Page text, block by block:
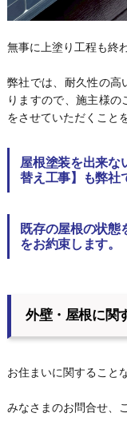
無事に上塗り工程も終
弊社では、耐久性の高
りますので、施主様
をさせていただくこと
屋根塗装を出来な
替え工事】も弊社
既存の屋根の状態
をお約束します。
外壁・屋根に関
お住まいに関すること
みなさまのお問合せ、